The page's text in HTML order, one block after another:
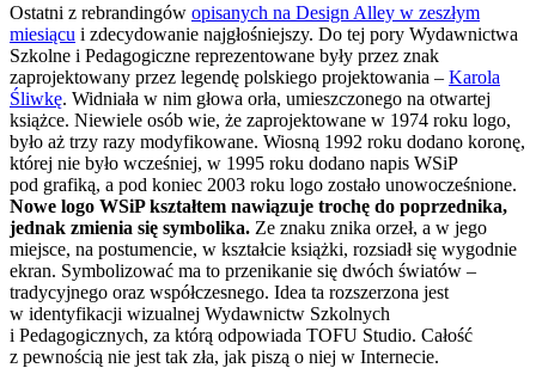
Ostatni z rebrandingów opisanych na Design Alley w zeszłym
miesiącu i zdecydowanie najgłośniejszy. Do tej pory Wydawnictwa
Szkolne i Pedagogiczne reprezentowane były przez znak
zaprojektowany przez legendę polskiego projektowania – Karola
Śliwkę. Widniała w nim głowa orła, umieszczonego na otwartej
książce. Niewiele osób wie, że zaprojektowane w 1974 roku logo,
było aż trzy razy modyfikowane. Wiosną 1992 roku dodano koronę,
której nie było wcześniej, w 1995 roku dodano napis WSiP
pod grafiką, a pod koniec 2003 roku logo zostało unowocześnione.
Nowe logo WSiP kształtem nawiązuje trochę do poprzednika,
jednak zmienia się symbolika. Ze znaku znika orzeł, a w jego
miejsce, na postumencie, w kształcie książki, rozsiadł się wygodnie
ekran. Symbolizować ma to przenikanie się dwóch światów –
tradycyjnego oraz współczesnego. Idea ta rozszerzona jest
w identyfikacji wizualnej Wydawnictw Szkolnych
i Pedagogicznych, za którą odpowiada TOFU Studio. Całość
z pewnością nie jest tak zła, jak piszą o niej w Internecie.